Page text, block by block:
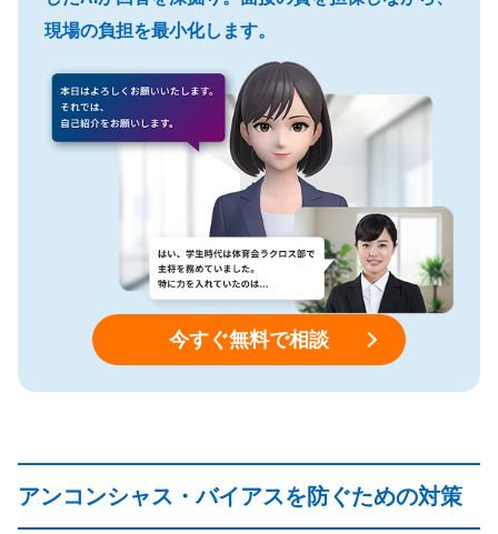
現場の負担を最小化します。
今すぐ無料で相談
アンコンシャス・バイアスを防ぐための対策